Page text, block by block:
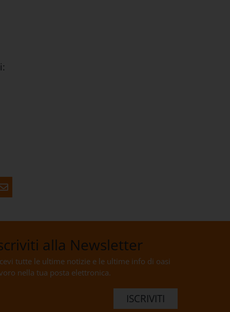
alla Newsletter
tutte le ultime notizie e le ultime info di oasi
nella tua posta elettronica.
ISCRIVITI